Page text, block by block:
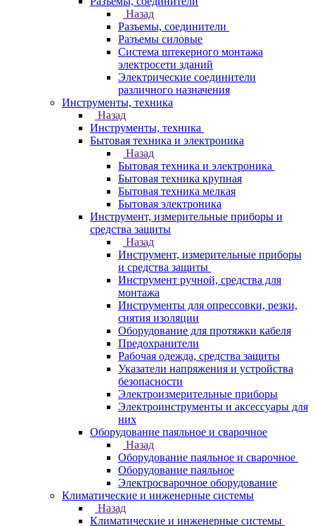
Назад
Разъемы, соединители
Разъемы силовые
Система штекерного монтажа
электросети зданий
Электрические соединители
различного назначения
Инструменты, техника
Назад
Инструменты, техника
Бытовая техника и электроника
Назад
Бытовая техника и электроника
Бытовая техника крупная
Бытовая техника мелкая
Бытовая электроника
Инструмент, измерительные приборы и
средства защиты
Назад
Инструмент, измерительные приборы
и средства защиты
Инструмент ручной, средства для
монтажа
Инструменты для опрессовки, резки,
снятия изоляции
Оборудование для протяжки кабеля
Предохранители
Рабочая одежда, средства защиты
Указатели напряжения и устройства
безопасности
Электроизмерительные приборы
Электроинструменты и аксессуары для
них
Оборудование паяльное и сварочное
Назад
Оборудование паяльное и сварочное
Оборудование паяльное
Электросварочное оборудование
Климатические и инженерные системы
Назад
Климатические и инженерные системы